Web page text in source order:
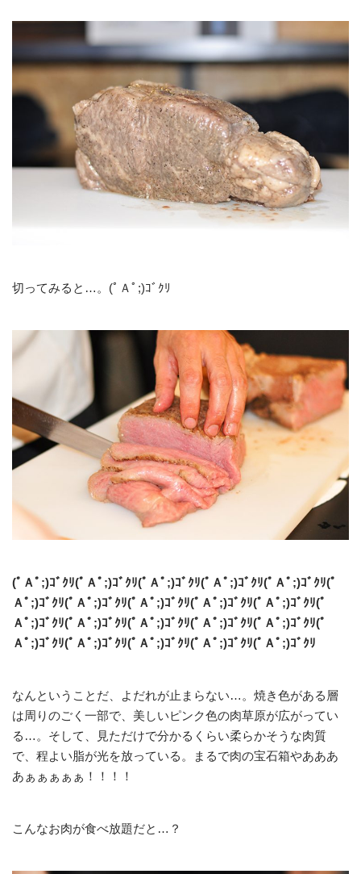
切ってみると…。(ﾟＡﾟ;)ｺﾞｸﾘ
(ﾟＡﾟ;)ｺﾞｸﾘ(ﾟＡﾟ;)ｺﾞｸﾘ(ﾟＡﾟ;)ｺﾞｸﾘ(ﾟＡﾟ;)ｺﾞｸﾘ(ﾟＡﾟ;)ｺﾞｸﾘ(ﾟ
Ａﾟ;)ｺﾞｸﾘ(ﾟＡﾟ;)ｺﾞｸﾘ(ﾟＡﾟ;)ｺﾞｸﾘ(ﾟＡﾟ;)ｺﾞｸﾘ(ﾟＡﾟ;)ｺﾞｸﾘ(ﾟ
Ａﾟ;)ｺﾞｸﾘ(ﾟＡﾟ;)ｺﾞｸﾘ(ﾟＡﾟ;)ｺﾞｸﾘ(ﾟＡﾟ;)ｺﾞｸﾘ(ﾟＡﾟ;)ｺﾞｸﾘ(ﾟ
Ａﾟ;)ｺﾞｸﾘ(ﾟＡﾟ;)ｺﾞｸﾘ(ﾟＡﾟ;)ｺﾞｸﾘ(ﾟＡﾟ;)ｺﾞｸﾘ(ﾟＡﾟ;)ｺﾞｸﾘ
なんということだ、よだれが止まらない…。焼き色がある層
は周りのごく一部で、美しいピンク色の肉草原が広がってい
る…。そして、見ただけで分かるくらい柔らかそうな肉質
で、程よい脂が光を放っている。まるで肉の宝石箱やあああ
あぁぁぁぁぁ！！！！
こんなお肉が食べ放題だと…？